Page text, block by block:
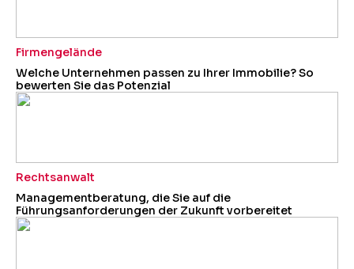
Welche Unternehmen passen zu Ihrer Immobilie? So
bewerten Sie das Potenzial
Firmengelände
Managementberatung, die Sie auf die
Führungsanforderungen der Zukunft vorbereitet
Rechtsanwalt